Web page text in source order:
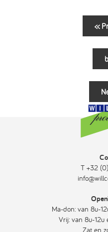
<<
T +32
Ma-don: van 8u-
Vrij: van 8u-12u
Zat en